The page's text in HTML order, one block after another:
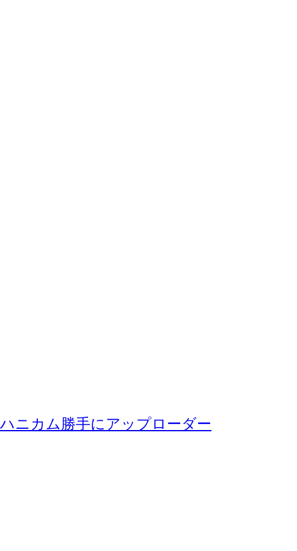
ハニカム勝手にアップローダー